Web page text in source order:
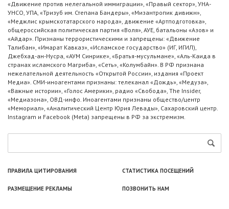
«Движение против нелегальной иммиграции», «Правый сектор», УНА-
УНСО, УПА, «Тризуб им. Степана Бандеры», «Мизантропик дивижн»,
«Меджлис крымскотатарского народа», движение «Артподготовка»,
общероссийская политическая партия «Воля», АУЕ, батальоны «Азов» и
«Айдар». Признаны террористическими и запрещены: «Движение
Талибан», «Имарат Кавказ», «Исламское государство» (ИГ, ИГИЛ),
Джебхад-ан-Нусра, «АУМ Синрике», «Братья-мусульмане», «Аль-Каида в
странах исламского Магриба», «Сеть», «Колумбайн». В РФ признана
нежелательной деятельность «Открытой России», издания «Проект
Медиа». СМИ-иноагентами признаны: телеканал «Дождь», «Медуза»,
«Важные истории», «Голос Америки», радио «Свобода», The Insider,
«Медиазона», ОВД-инфо. Иноагентами признаны общество/центр
«Мемориал», «Аналитический Центр Юрия Левады», Сахаровский центр.
Instagram и Facebook (Metа) запрещены в РФ за экстремизм.
ПРАВИЛА ЦИТИРОВАНИЯ СТАТИСТИКА ПОСЕЩЕНИЙ
РАЗМЕЩЕНИЕ РЕКЛАМЫ ПОЗВОНИТЬ НАМ